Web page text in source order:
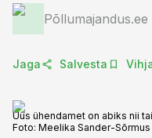
Põllumajandus.ee
Jaga Salvesta
Uus ühendamet on abiks nii
Foto: Meelika Sander-Sõrmus